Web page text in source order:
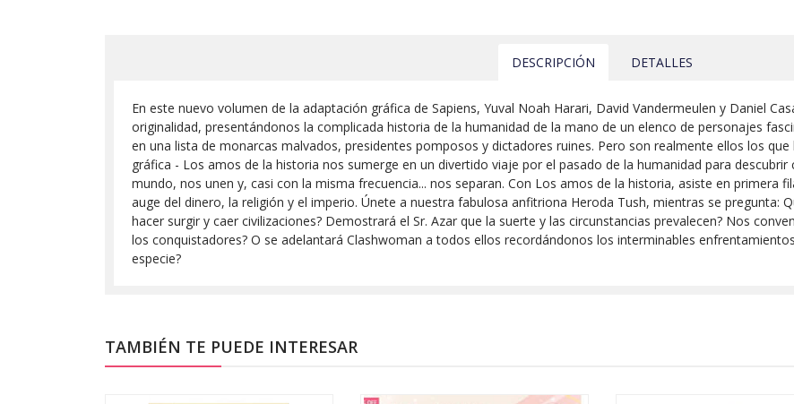
DESCRIPCIÓN DETALLES
En este nuevo volumen de la adaptación gráfica de Sapiens, Yuval Noah Harari, David Vandermeulen y Daniel
originalidad, presentándonos la complicada historia de la humanidad de la mano de un elenco de personajes
en una lista de monarcas malvados, presidentes pomposos y dictadores ruines. Pero son realmente ellos los que
gráfica - Los amos de la historia nos sumerge en un divertido viaje por el pasado de la humanidad para
mundo, nos unen y, casi con la misma frecuencia... nos separan. Con Los amos de la historia, asiste en primera
auge del dinero, la religión y el imperio. Únete a nuestra fabulosa anfitriona Heroda Tush, mientras se pregunta:
hacer surgir y caer civilizaciones? Demostrará el Sr. Azar que la suerte y las circunstancias prevalecen? Nos
los conquistadores? O se adelantará Clashwoman a todos ellos recordándonos los interminables
especie?
TAMBIÉN TE PUEDE INTERESAR